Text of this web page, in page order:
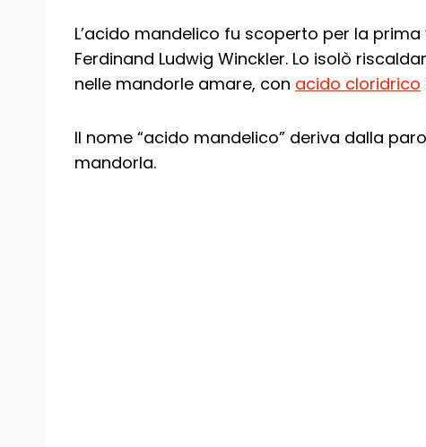
L’acido mandelico fu scoperto per la
Ferdinand Ludwig Winckler. Lo isolò
nelle mandorle amare, con acido cloridrico
Il nome “acido mandelico” deriva dalla
mandorla.